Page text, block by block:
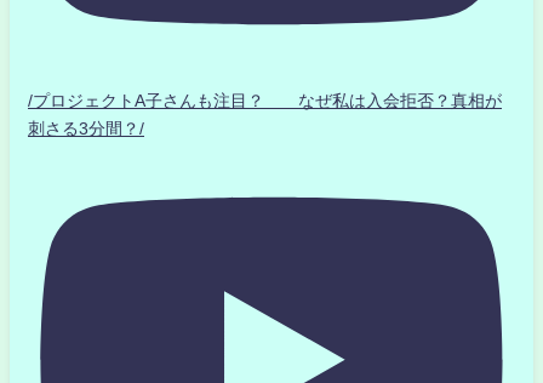
/プロジェクトA子さんも注目？ なぜ私は入会拒否？真相が
刺さる3分間？/